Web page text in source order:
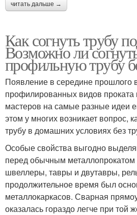
читать дальше →
Как согнуть трубу
Возможно ли
профильную трубу
Появление в середине прошлого
профилированных видов проката
мастеров на самые разные идеи
этом у многих возникает вопрос,
трубу в домашних условиях без
Особые свойства выгодно
перед обычным металлопрокатом
швеллеры, тавры и двутавры,
продолжительное время был
металлокаркасов. Сварная
оказалась гораздо легче при той